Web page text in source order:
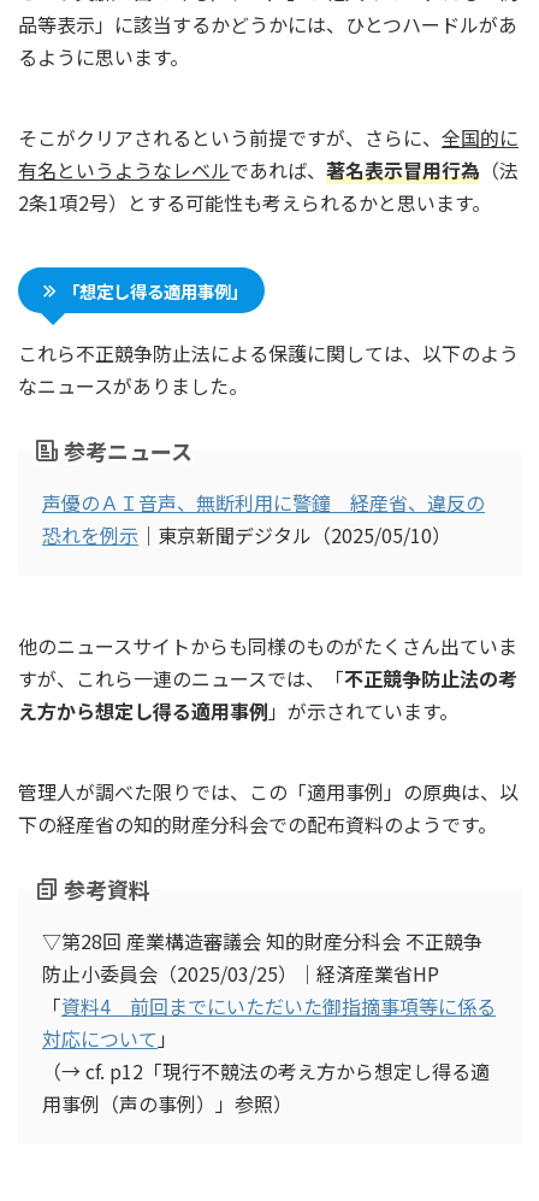
品等表示」に該当するかどうかには、ひとつハードルがあ
るように思います。
そこがクリアされるという前提ですが、さらに、 全国的に
有名というようなレベルであれば、 著名表示冒用行為 （法
2条1項2号）とする可能性も考えられるかと思います。
「想定し得る適用事例」
これら不正競争防止法による保護に関しては、以下のよう
なニュースがありました。
参考ニュース
声優のＡＩ音声、無断利用に警鐘 経産省、違反の
恐れを例示 ｜東京新聞デジタル（2025/05/10）
他のニュースサイトからも同様のものがたくさん出ていま
すが、これら一連のニュースでは、「不正競争防止法の考
え方から想定し得る適用事例 」が示されています。
管理人が調べた限りでは、この「適用事例」の原典は、以
下の経産省の知的財産分科会での配布資料のようです。
参考資料
▽第28回 産業構造審議会 知的財産分科会 不正競争
防止小委員会（2025/03/25）｜経済産業省HP
「資料4 前回までにいただいた御指摘事項等に係る
対応について 」
（→ cf. p12「現行不競法の考え方から想定し得る適
用事例（声の事例）」参照）